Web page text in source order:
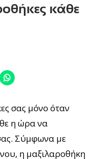
κάθε
σας μόνο όταν
η ώρα να
Σύμφωνα με
η μαξιλαροθήκη